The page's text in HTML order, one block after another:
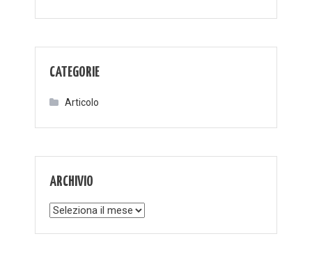
CATEGORIE
Articolo
ARCHIVIO
Archivio